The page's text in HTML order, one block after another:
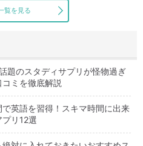
覧を見る
題のスタディサプリが怪物過ぎ
ミを徹底解説
英語を習得！スキマ時間に出来
リ12選